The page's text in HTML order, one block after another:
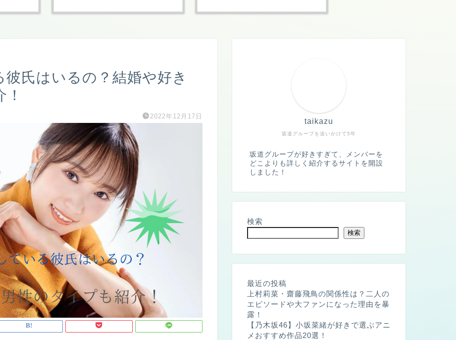
氏はいるの？結婚や好き
2022年12月17日
坂道グループを追いかけて5年
taikazu
坂道グループが好きすぎて、メンバーを
どこよりも詳しく紹介するサイトを開設
しました！
検索
検索
最近の投稿
上村莉菜・齋藤飛鳥の関係性は？二人の
エピソードや大ファンになった理由を暴
露！
【乃木坂46】小坂菜緒が好きで選ぶアニ
メおすすめ作品20選！